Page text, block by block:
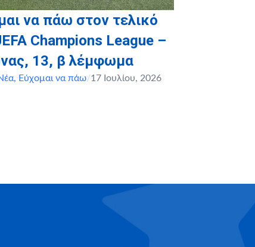
να πάω στον τελικό
Champions League –
13, β λέμφωμα
, Εύχομαι να πάω/17 Ιουλίου, 2026